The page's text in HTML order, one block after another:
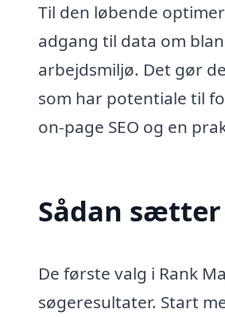
Til den løbende
adgang til data om
arbejdsmiljø. Det gør
som har potentiale til
on-page SEO og en
Sådan sætter
De første valg i Rank
søgeresultater. Start